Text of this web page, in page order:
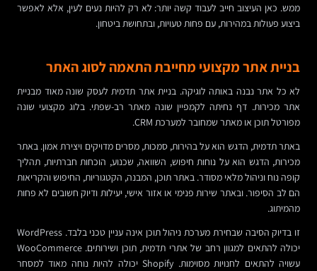
ממש. כאן העיצוב חייב לעבוד קשה יותר: לא רק להיות נעים לעין, אלא לאפשר
ביצוע פעולות במהירות, עם פחות טעויות, ובתחושת ביטחון.
בניית אתר מקצועי מחייבת התאמה לסוג האתר
לא כל אתר נבנה באותה לוגיקה. בניית אתר תדמית לעסק שונה מאוד מבניית
אתר מכירות. דף נחיתה לקמפיין שונה מאתר רב-שפתי. בלוג מקצועי שונה
מפורטל תוכן או מאתר שמחובר למערכת CRM.
באתר תדמית, הדגש הוא על בהירות, סמכות, מסרים מדויקים ויצירת אמון. באתר
מכירות, הדגש הוא על נוחות חיפוש, השוואה, שכנוע, הוכחות חברתיות, תהליך
קופה נוח וניהול מלאי מסודר. באתר תוכן, המבנה, הקטגוריות, החיפוש והקריאות
הם לב הסיפור. ובאתר שירות פנימי או אזור אישי, יעילות ודיוק חשובים לא פחות
מהמיתוג.
זו בדיוק הסיבה שבחירת מערכת ניהול תוכן אינה עניין טכני בלבד. WordPress
יכולה להתאים למגוון רחב של אתרי תדמית, תוכן ושירותים. WooCommerce
עשויה להתאים לחנויות מסוימות. Shopify יכולה להיות נוחה מאוד למסחר